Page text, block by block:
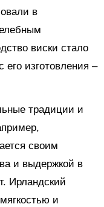
в
виски стало
изготовления –
традиции и
своим
и выдержкой в
Ирландский
и